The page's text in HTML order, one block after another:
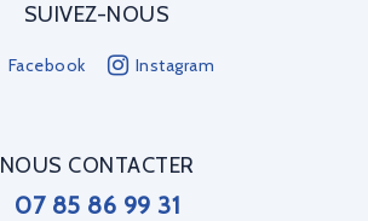
SUIVEZ-NOUS
Facebook Instagram
NOUS CONTACTER
07 85 86 99 31